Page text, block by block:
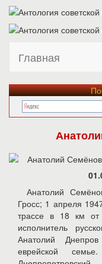
Главная
Анатолий
Гросс; 1 апреля
трассе в 18 км
исполнитель
Анатолий
еврейской